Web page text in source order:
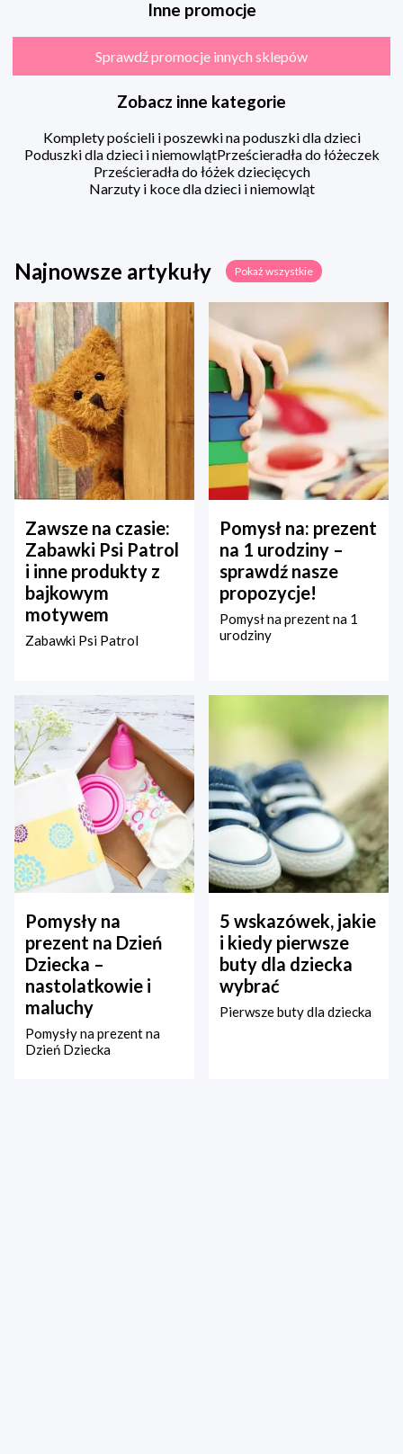
Inne promocje
Sprawdź promocje innych sklepów
Zobacz inne kategorie
Komplety pościeli i poszewki na poduszki dla dzieci
Poduszki dla dzieci i niemowlątPrześcieradła do łóżeczek
Prześcieradła do łóżek dziecięcych
Narzuty i koce dla dzieci i niemowląt
Najnowsze artykuły Pokaż wszystkie
Zawsze na czasie:
Zabawki Psi Patrol
i inne produkty z
bajkowym
motywem
Zabawki Psi Patrol
Pomysł na: prezent
na 1 urodziny –
sprawdź nasze
propozycje!
Pomysł na prezent na 1
urodziny
Pomysły na
prezent na Dzień
Dziecka –
nastolatkowie i
maluchy
Pomysły na prezent na
Dzień Dziecka
5 wskazówek, jakie
i kiedy pierwsze
buty dla dziecka
wybrać
Pierwsze buty dla dziecka